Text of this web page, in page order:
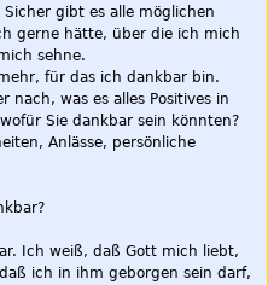
gibt es alle möglichen
gerne hätte, über die ich mich
sehne.
für das ich dankbar bin.
nach, was es alles Positives in
Sie dankbar sein könnten?
Anlässe, persönliche
Ich weiß, daß Gott mich liebt,
ich in ihm geborgen sein darf,